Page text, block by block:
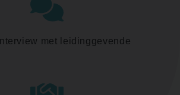
met leidinggevende